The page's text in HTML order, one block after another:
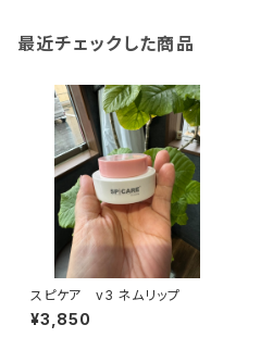
最近チェックした商品
スピケア v3 ネムリップ
¥3,850